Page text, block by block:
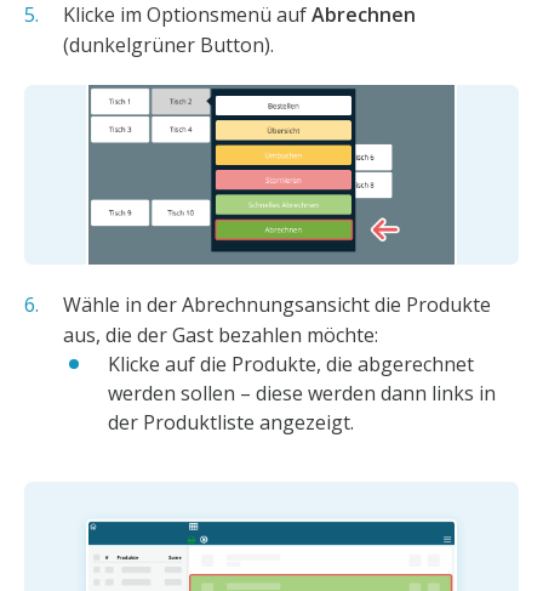
Klicke im Optionsmenü aufAbrechnen
(dunkelgrüner Button).
Wähle in der Abrechnungsansicht die Produkte
aus, die der Gast bezahlen möchte:
Klicke auf die Produkte, die abgerechnet
werden sollen – diese werden dann links in
der Produktliste angezeigt.